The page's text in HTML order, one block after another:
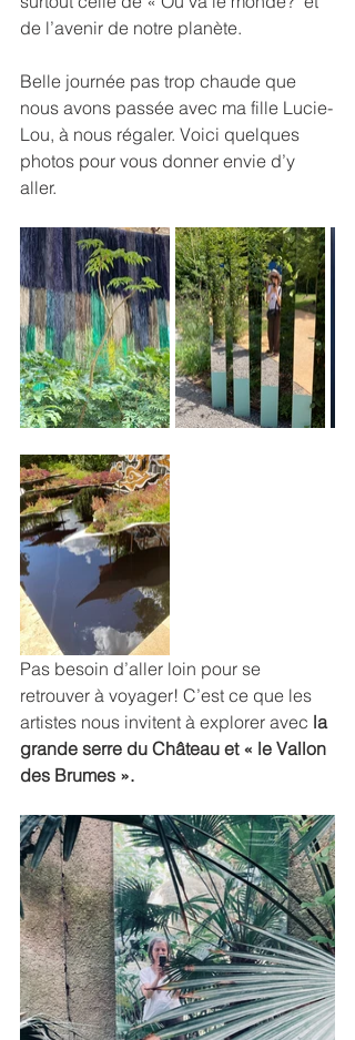
de l’avenir de notre planète.
Belle journée pas trop chaude que
nous avons passée avec ma fille Lucie-
Lou, à nous régaler. Voici quelques
photos pour vous donner envie d’y
aller.
Pas besoin d’aller loin pour se
retrouver à voyager! C’est ce que les
artistes nous invitent à explorer avec la
grande serre du Château et « le Vallon
des Brumes ».